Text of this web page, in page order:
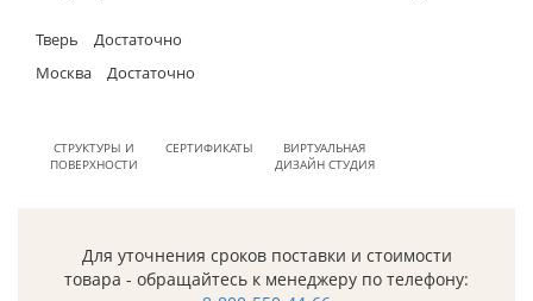
Тверь
Достаточно
Москва
Достаточно
СТРУКТУРЫ И
ПОВЕРХНОСТИ
СЕРТИФИКАТЫ
ВИРТУАЛЬНАЯ
ДИЗАЙН СТУДИЯ
Для уточнения сроков поставки и стоимости
товара - обращайтесь к менеджеру по телефону: